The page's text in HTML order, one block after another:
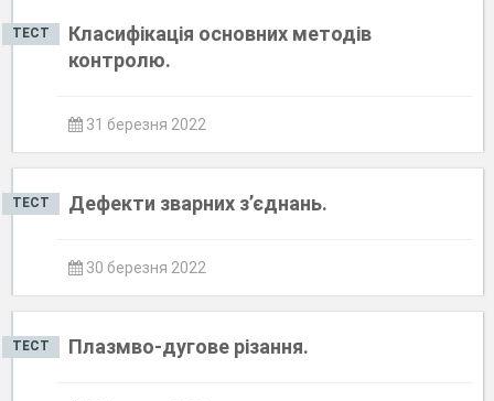
ТЕСТ
Класифікація основних методів
контролю.
31 березня 2022
ТЕСТ Дефекти зварних з’єднань.
30 березня 2022
ТЕСТ Плазмво-дугове різання.